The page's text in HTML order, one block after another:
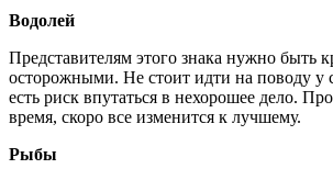
Водолей
Представителям этого знака нужно быть
осторожными. Не стоит идти на поводу у
есть риск впутаться в нехорошее дело.
время, скоро все изменится к лучшему.
Рыбы